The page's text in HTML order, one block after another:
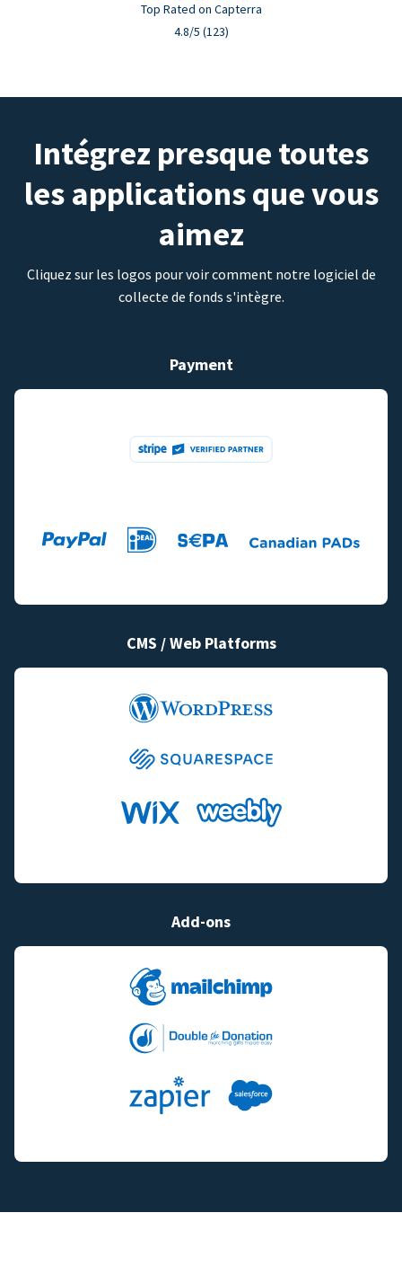
Top Rated on Capterra
4.8/5 (123)
Intégrez presque toutes
les applications que vous
aimez
Cliquez sur les logos pour voir comment notre logiciel de
collecte de fonds s'intègre.
Payment
CMS / Web Platforms
Add-ons